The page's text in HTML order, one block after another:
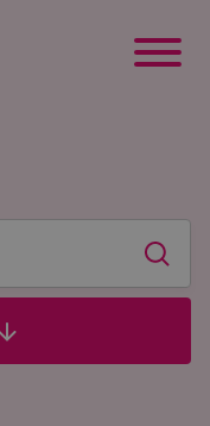
Sök